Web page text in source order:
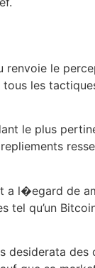
renvoie le
les
le plus
a l�egard de
qu’un
desiderata des